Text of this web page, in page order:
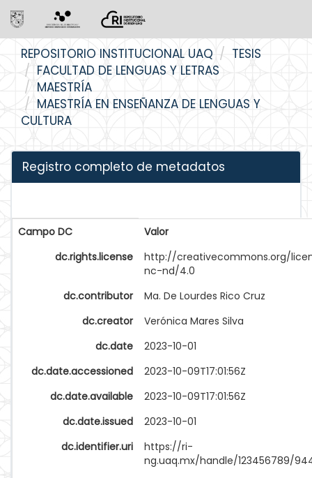
navigation
REPOSITORIO INSTITUCIONAL UAQ
TESIS
FACULTAD DE LENGUAS Y LETRAS
MAESTRÍA
MAESTRÍA EN ENSEÑANZA DE LENGUAS Y
CULTURA
Registro completo de metadatos
Campo DC
Valor
dc.rights.license
http://creativecommons.org/
nc-nd/4.0
dc.contributor
Ma. De Lourdes Rico Cruz
dc.creator
Verónica Mares Silva
dc.date
2023-10-01
dc.date.accessioned
2023-10-09T17:01:56Z
dc.date.available
2023-10-09T17:01:56Z
dc.date.issued
2023-10-01
dc.identifier.uri
https://ri-
ng.uaq.mx/handle/123456789/